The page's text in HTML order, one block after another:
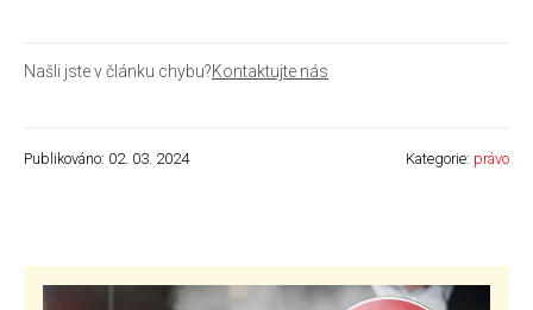
Našli jste v článku chybu?Kontaktujte nás
Publikováno: 02. 03. 2024 Kategorie: právo